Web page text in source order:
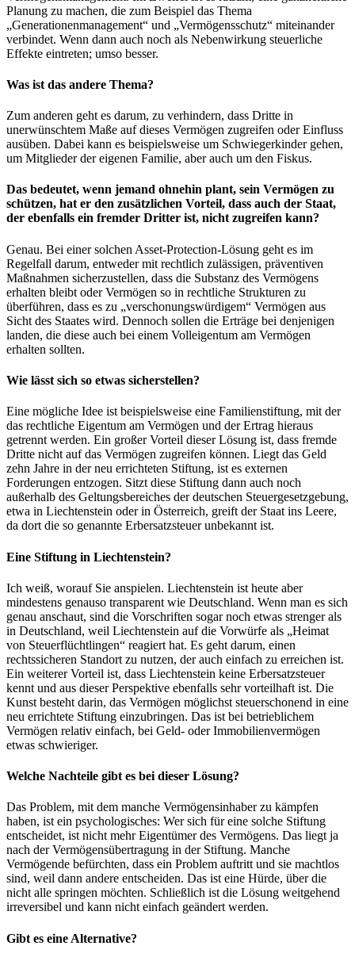
Planung zu machen, die zum Beispiel das Thema
„Generationenmanagement“ und „Vermögensschutz“ miteinander
verbindet. Wenn dann auch noch als Nebenwirkung steuerliche
Effekte eintreten; umso besser.
Was ist das andere Thema?
Zum anderen geht es darum, zu verhindern, dass Dritte in
unerwünschtem Maße auf dieses Vermögen zugreifen oder Einfluss
ausüben. Dabei kann es beispielsweise um Schwiegerkinder gehen,
um Mitglieder der eigenen Familie, aber auch um den Fiskus.
Das bedeutet, wenn jemand ohnehin plant, sein Vermögen zu
schützen, hat er den zusätzlichen Vorteil, dass auch der Staat,
der ebenfalls ein fremder Dritter ist, nicht zugreifen kann?
Genau. Bei einer solchen Asset-Protection-Lösung geht es im
Regelfall darum, entweder mit rechtlich zulässigen, präventiven
Maßnahmen sicherzustellen, dass die Substanz des Vermögens
erhalten bleibt oder Vermögen so in rechtliche Strukturen zu
überführen, dass es zu „verschonungswürdigem“ Vermögen aus
Sicht des Staates wird. Dennoch sollen die Erträge bei denjenigen
landen, die diese auch bei einem Volleigentum am Vermögen
erhalten sollten.
Wie lässt sich so etwas sicherstellen?
Eine mögliche Idee ist beispielsweise eine Familienstiftung, mit der
das rechtliche Eigentum am Vermögen und der Ertrag hieraus
getrennt werden. Ein großer Vorteil dieser Lösung ist, dass fremde
Dritte nicht auf das Vermögen zugreifen können. Liegt das Geld
zehn Jahre in der neu errichteten Stiftung, ist es externen
Forderungen entzogen. Sitzt diese Stiftung dann auch noch
außerhalb des Geltungsbereiches der deutschen Steuergesetzgebung,
etwa in Liechtenstein oder in Österreich, greift der Staat ins Leere,
da dort die so genannte Erbersatzsteuer unbekannt ist.
Eine Stiftung in Liechtenstein?
Ich weiß, worauf Sie anspielen. Liechtenstein ist heute aber
mindestens genauso transparent wie Deutschland. Wenn man es sich
genau anschaut, sind die Vorschriften sogar noch etwas strenger als
in Deutschland, weil Liechtenstein auf die Vorwürfe als „Heimat
von Steuerflüchtlingen“ reagiert hat. Es geht darum, einen
rechtssicheren Standort zu nutzen, der auch einfach zu erreichen ist.
Ein weiterer Vorteil ist, dass Liechtenstein keine Erbersatzsteuer
kennt und aus dieser Perspektive ebenfalls sehr vorteilhaft ist. Die
Kunst besteht darin, das Vermögen möglichst steuerschonend in eine
neu errichtete Stiftung einzubringen. Das ist bei betrieblichem
Vermögen relativ einfach, bei Geld- oder Immobilienvermögen
etwas schwieriger.
Welche Nachteile gibt es bei dieser Lösung?
Das Problem, mit dem manche Vermögensinhaber zu kämpfen
haben, ist ein psychologisches: Wer sich für eine solche Stiftung
entscheidet, ist nicht mehr Eigentümer des Vermögens. Das liegt ja
nach der Vermögensübertragung in der Stiftung. Manche
Vermögende befürchten, dass ein Problem auftritt und sie machtlos
sind, weil dann andere entscheiden. Das ist eine Hürde, über die
nicht alle springen möchten. Schließlich ist die Lösung weitgehend
irreversibel und kann nicht einfach geändert werden.
Gibt es eine Alternative?